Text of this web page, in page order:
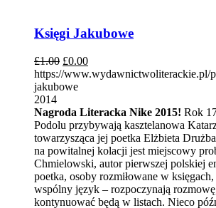
Księgi Jakubowe
£1.00 £0.00
https://www.wydawnictwoliterackie.pl/
jakubowe
2014
Nagroda Literacka Nike 2015! Rok
Podolu przybywają kasztelanowa
towarzysząca jej poetka Elżbieta
na powitalnej kolacji jest miejscowy
Chmielowski, autor pierwszej polskiej
poetka, osoby rozmiłowane w
wspólny język – rozpoczynają
kontynuować będą w listach. Nieco